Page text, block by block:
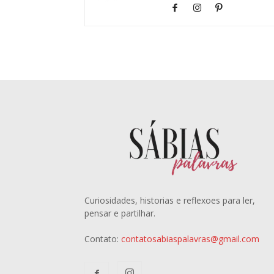
Curiosidades, historias e reflexoes para ler,
pensar e partilhar.
Contato: contatosabiaspalavras@gmail.com